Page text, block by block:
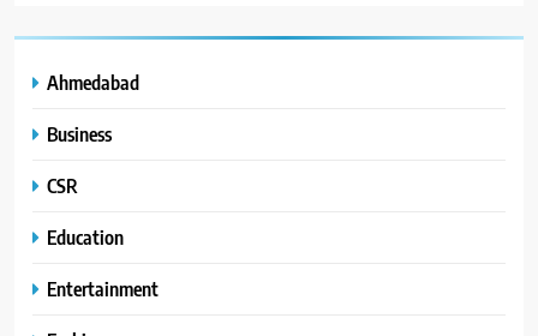
Ahmedabad
Business
CSR
Education
Entertainment